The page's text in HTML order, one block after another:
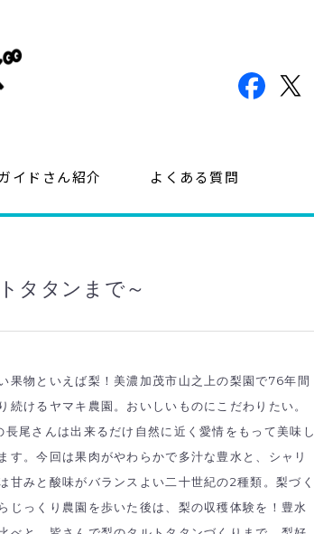
イドさん紹介 よくある質問
タタンまで～
果物といえば梨！美濃加茂市山之上の梨園で76年間
続けるヤマキ農園。おいしいものにこだわりたい。
長尾さんは出来るだけ自然に近く愛情をもって美味し
す。今回は果肉がやわらかで多汁な豊水と、シャリ
甘みと酸味がバランスよい二十世紀の2種類。梨づく
じっくり農園を歩いた後は、梨の収穫体験を！豊水